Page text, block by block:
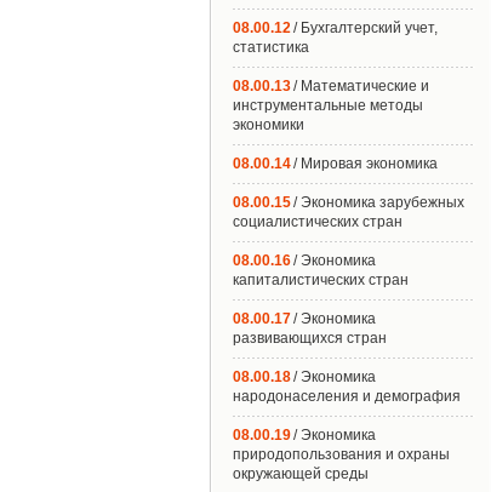
08.00.12/ Бухгалтерский учет,
статистика
08.00.13/ Математические и
инструментальные методы
экономики
08.00.14/ Мировая экономика
08.00.15/ Экономика зарубежных
социалистических стран
08.00.16/ Экономика
капиталистических стран
08.00.17/ Экономика
развивающихся стран
08.00.18/ Экономика
народонаселения и демография
08.00.19/ Экономика
природопользования и охраны
окружающей среды